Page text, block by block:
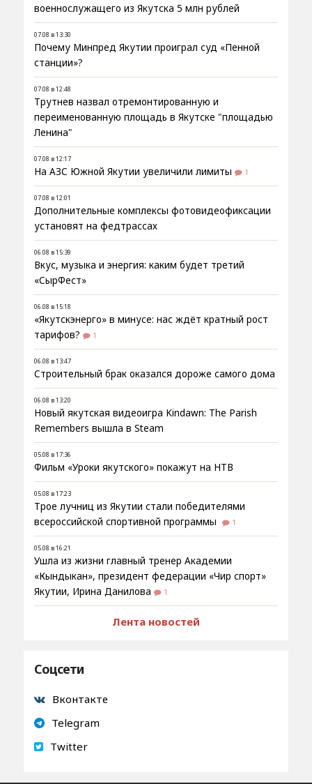
военнослужащего из Якутска 5 млн рублей
07.08 в 13:30
Почему Минпред Якутии проиграл суд «Пенной
станции»?
07.08 в 12:48
Трутнев назвал отремонтированную и
переименованную площадь в Якутске "площадью
Ленина"
07.08 в 12:17
На АЗС Южной Якутии увеличили лимиты 1
07.08 в 12:01
Дополнительные комплексы фотовидеофиксации
установят на федтрассах
06.08 в 15:39
Вкус, музыка и энергия: каким будет третий
«СырФест»
06.08 в 15:18
«Якутскэнерго» в минусе: нас ждёт кратный рост
тарифов?
1
06.08 в 13:47
Строительный брак оказался дороже самого дома
06.08 в 13:20
Новый якутская видеоигра Kindawn: The Parish
Remembers вышла в Steam
05.08 в 17:36
Фильм «Уроки якутского» покажут на НТВ
05.08 в 17:23
Трое лучниц из Якутии стали победителями
всероссийской спортивной программы
1
05.08 в 16:21
Ушла из жизни главный тренер Академии
«Кындыкан», президент федерации «Чир спорт»
Якутии, Ирина Данилова
1
Лента новостей
Соцсети
Вконтакте
Telegram
Twitter